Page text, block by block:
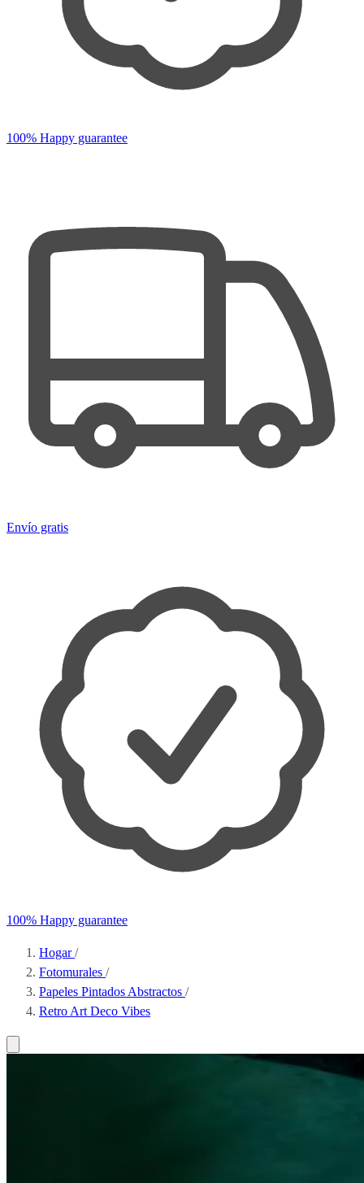
100% Happy guarantee
Envío gratis
100% Happy guarantee
Hogar/
Fotomurales /
Papeles Pintados Abstractos /
Retro Art Deco Vibes